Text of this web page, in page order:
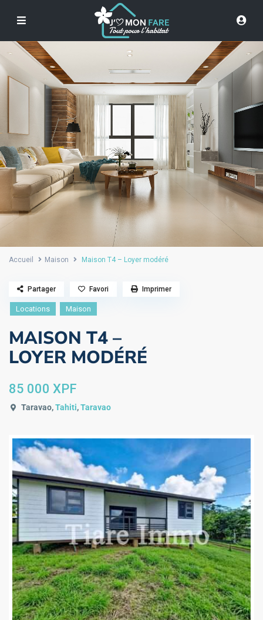
Accueil Maison Maison T4 – Loyer modéré
Locations Maison
MAISON T4 –
LOYER MODÉRÉ
85 000 XPF
Taravao,Tahiti,Taravao
Partager Favori Imprimer